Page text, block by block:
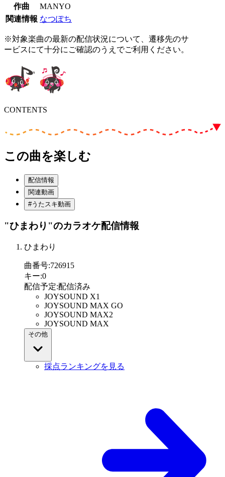
作曲
MANYO
関連情報 なつぽち
※対象楽曲の最新の配信状況について、遷移先のサ
ービスにて十分にご確認のうえでご利用ください。
CONTENTS
この曲を楽しむ
配信情報
関連動画
#うたスキ動画
"ひまわり"のカラオケ配信情報
ひまわり
曲番号:726915
キー:0
配信予定:配信済み
JOYSOUND X1
JOYSOUND MAX GO
JOYSOUND MAX2
JOYSOUND MAX
その他
採点ランキングを見る